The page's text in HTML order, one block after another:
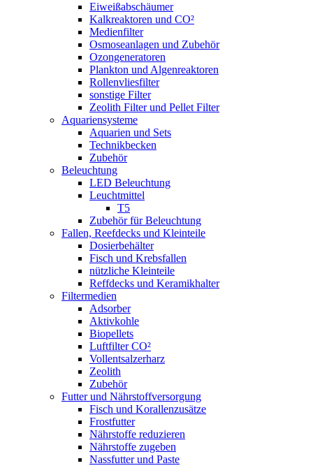
Eiweißabschäumer
Kalkreaktoren und CO²
Medienfilter
Osmoseanlagen und Zubehör
Ozongeneratoren
Plankton und Algenreaktoren
Rollenvliesfilter
sonstige Filter
Zeolith Filter und Pellet Filter
Aquariensysteme
Aquarien und Sets
Technikbecken
Zubehör
Beleuchtung
LED Beleuchtung
Leuchtmittel
T5
Zubehör für Beleuchtung
Fallen, Reefdecks und Kleinteile
Dosierbehälter
Fisch und Krebsfallen
nützliche Kleinteile
Reffdecks und Keramikhalter
Filtermedien
Adsorber
Aktivkohle
Biopellets
Luftfilter CO²
Vollentsalzerharz
Zeolith
Zubehör
Futter und Nährstoffversorgung
Fisch und Korallenzusätze
Frostfutter
Nährstoffe reduzieren
Nährstoffe zugeben
Nassfutter und Paste